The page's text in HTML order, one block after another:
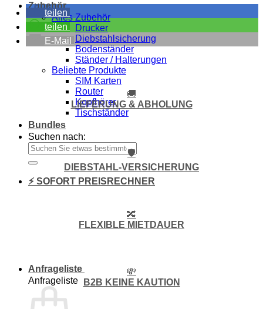
Zubehör
Alles Zubehör
Drucker
Diebstahlsicherung
Bodenständer
Ständer / Halterungen
Beliebte Produkte
SIM Karten
Router
Kopfhörer
Tischständer
Bundles
Suchen nach:
⚡ SOFORT PREISRECHNER
Anfrageliste
Anfrageliste
teilen
teilen
E-Mail
🚚
LIEFERUNG & ABHOLUNG
🛡️
DIEBSTAHL-VERSICHERUNG
🔀
FLEXIBLE MIETDAUER
💸
B2B KEINE KAUTION